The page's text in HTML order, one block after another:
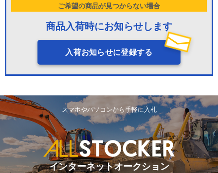
ご希望の商品が見つからない場合
商品入荷時にお知らせします
入荷お知らせに登録する
スマホやパソコンから手軽に入札
インターネットオークション